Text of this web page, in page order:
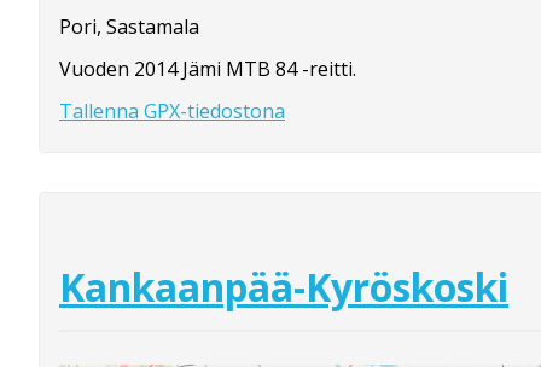
Pori, Sastamala
Vuoden 2014 Jämi MTB 84 -reitti.
Tallenna GPX-tiedostona
Kankaanpää-Kyröskoski